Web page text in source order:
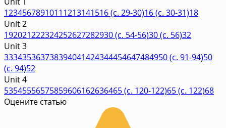
12345678910111213141516 (c. 29-30)16 (с. 30-31)18
Unit 2
192021222324252627282930 (c. 54-56)30 (c. 56)32
Unit 3
333435363738394041424344454647484950 (c. 91-94)50
(c. 94)52
Unit 4
53545556575859606162636465 (c. 120-122)65 (c. 122)68
Оцените статью